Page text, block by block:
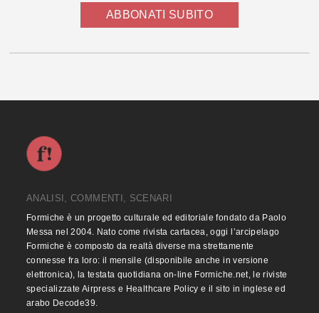
ABBONATI SUBITO
ANALISI, COMMENTI, SCENARI
Formiche è un progetto culturale ed editoriale fondato da Paolo
Messa nel 2004. Nato come rivista cartacea, oggi l’arcipelago
Formiche è composto da realtà diverse ma strettamente
connesse fra loro: il mensile (disponibile anche in versione
elettronica), la testata quotidiana on-line Formiche.net, le riviste
specializzate Airpress e Healthcare Policy e il sito in inglese ed
arabo Decode39.